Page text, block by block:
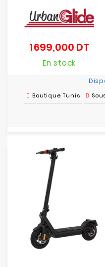
1 699,000 DTPrix
En stock
Boutique Tunis